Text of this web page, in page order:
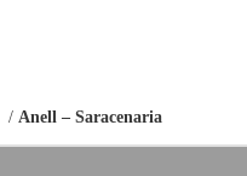
/ Anell – Saracenaria